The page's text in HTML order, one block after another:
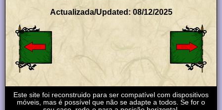
Actualizada/Updated: 08/12/2025
Este site foi reconstruido para ser compatível com dispositivos
móveis, mas é possível que não se adapte a todos. Se for o